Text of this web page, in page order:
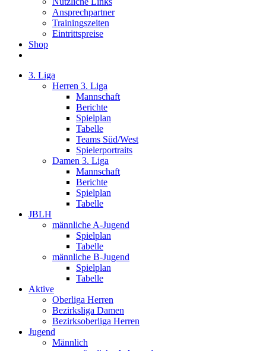
Ansprechpartner
Trainingszeiten
Eintrittspreise
Shop
3. Liga
Herren 3. Liga
Mannschaft
Berichte
Spielplan
Tabelle
Teams Süd/West
Spielerportraits
Damen 3. Liga
Mannschaft
Berichte
Spielplan
Tabelle
JBLH
männliche A-Jugend
Spielplan
Tabelle
männliche B-Jugend
Spielplan
Tabelle
Aktive
Oberliga Herren
Bezirksliga Damen
Bezirksoberliga Herren
Jugend
Männlich